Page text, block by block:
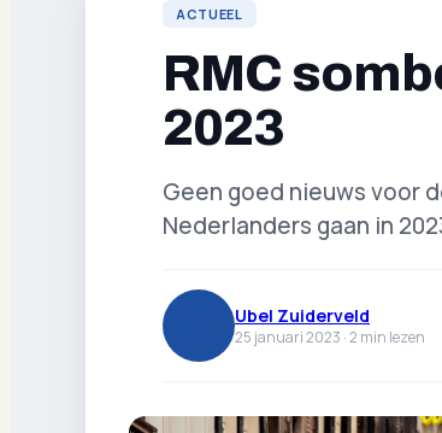
ACTUEEL
RMC
2023
Geen goed nieuws voor
Nederlanders gaan in
Ubel Zuiderveld
25 januari 2023 ·2 min lezen